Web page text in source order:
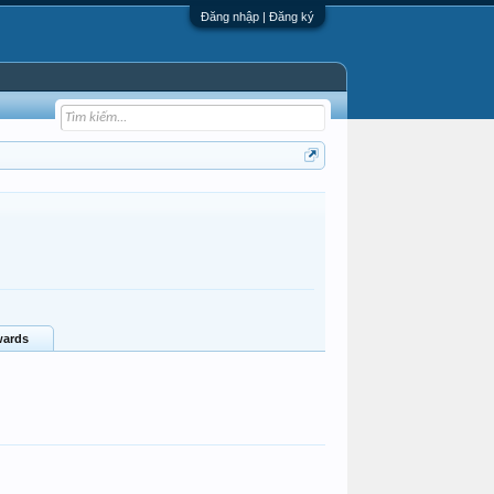
Đăng nhập | Đăng ký